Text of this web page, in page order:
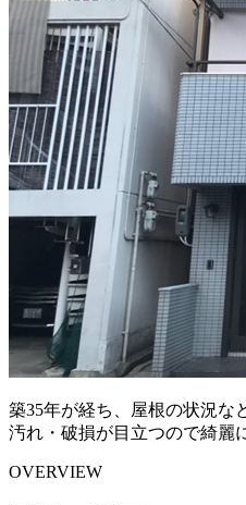
築35年が経ち、屋根の状況な
汚れ・破損が目立つので綺麗
OVERVIEW